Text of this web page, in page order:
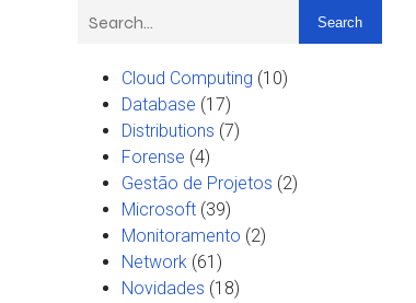
Search
Cloud Computing (10)
Database (17)
Distributions (7)
Forense (4)
Gestão de Projetos (2)
Microsoft (39)
Monitoramento (2)
Network (61)
Novidades (18)